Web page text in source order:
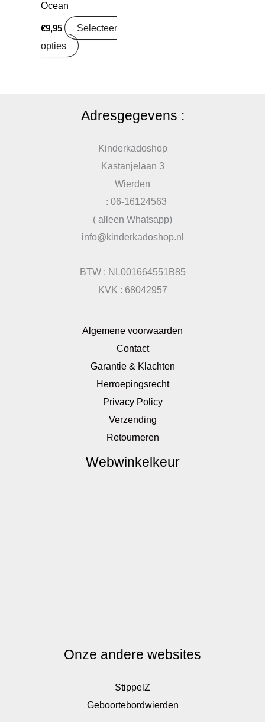
Ocean
€9,95
Selecteer
opties
Adresgegevens :
Kinderkadoshop
Kastanjelaan 3
Wierden
: 06-16124563
( alleen Whatsapp)
info@kinderkadoshop.nl
BTW : NL001664551B85
KVK : 68042957
Algemene voorwaarden
Contact
Garantie & Klachten
Herroepingsrecht
Privacy Policy
Verzending
Retourneren
Webwinkelkeur
Onze andere websites
StippelZ
Geboortebordwierden